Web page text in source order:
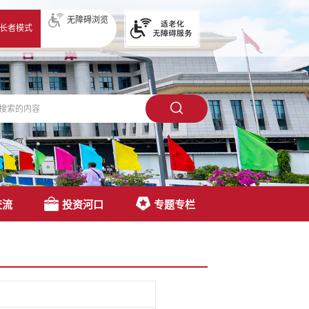
长者模式
无障碍浏览
投资河口 专题专栏